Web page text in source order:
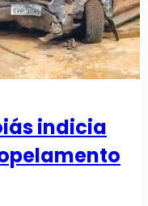
indicia